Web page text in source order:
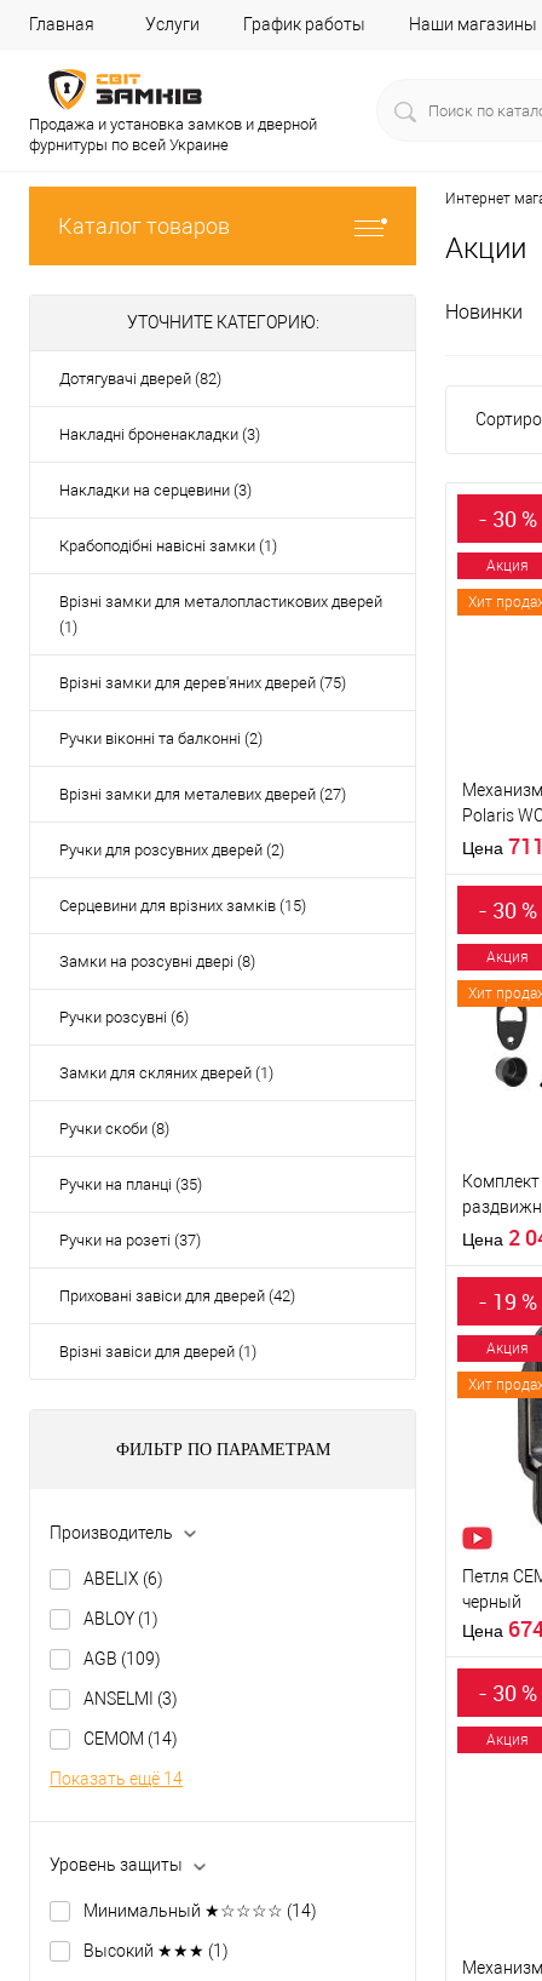
Главная Услуги График работы Наши магазины
Продажа и установка замков и дверной
фурнитуры по всей Украине
Каталог товаров
УТОЧНИТЕ КАТЕГОРИЮ:
Дотягувачі дверей (82)
Накладні броненакладки (3)
Накладки на серцевини (3)
Крабоподібні навісні замки (1)
Врізні замки для металопластикових дверей
(1)
Врізні замки для дерев'яних дверей (75)
Ручки віконні та балконні (2)
Врізні замки для металевих дверей (27)
Ручки для розсувних дверей (2)
Серцевини для врізних замків (15)
Замки на розсувні двері (8)
Ручки розсувні (6)
Замки для скляних дверей (1)
Ручки скоби (8)
Ручки на планці (35)
Ручки на розеті (37)
Приховані завіси для дверей (42)
Врізні завіси для дверей (1)
ФИЛЬТР ПО ПАРАМЕТРАМ
Производитель
ABELIX (6)
ABLOY (1)
AGB (109)
ANSELMI (3)
CEMOM (14)
Показать ещё 14
Уровень защиты
Минимальный ★☆☆☆☆ (14)
Высокий ★★★ (1)
Интернет
Акции
Новинки
- 30 %
Акция
Хит
Polaris
черный
Цена 711
клик
В
Материал
Страна
расстояние
- 30 %
Акция
Хит
Scivola
Цена 2
В
Страна
Цветовой
оттенок
Статус
- 19 %
Акция
Хит
Петля
черный
Цена
В
- 30 %
Акция